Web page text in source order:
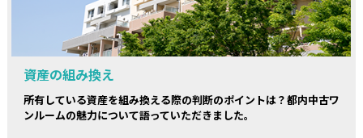
資産の組み換え
所有している資産を組み換える際の判断のポイントは？都内中古ワ
ンルームの魅力について語っていただきました。